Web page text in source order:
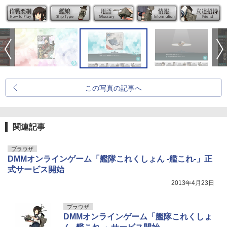
この写真の記事へ
関連記事
ブラウザ
DMMオンラインゲーム「艦隊これくしょん -艦これ-」正
式サービス開始
2013年4月23日
ブラウザ
DMMオンラインゲーム「艦隊これくしょ